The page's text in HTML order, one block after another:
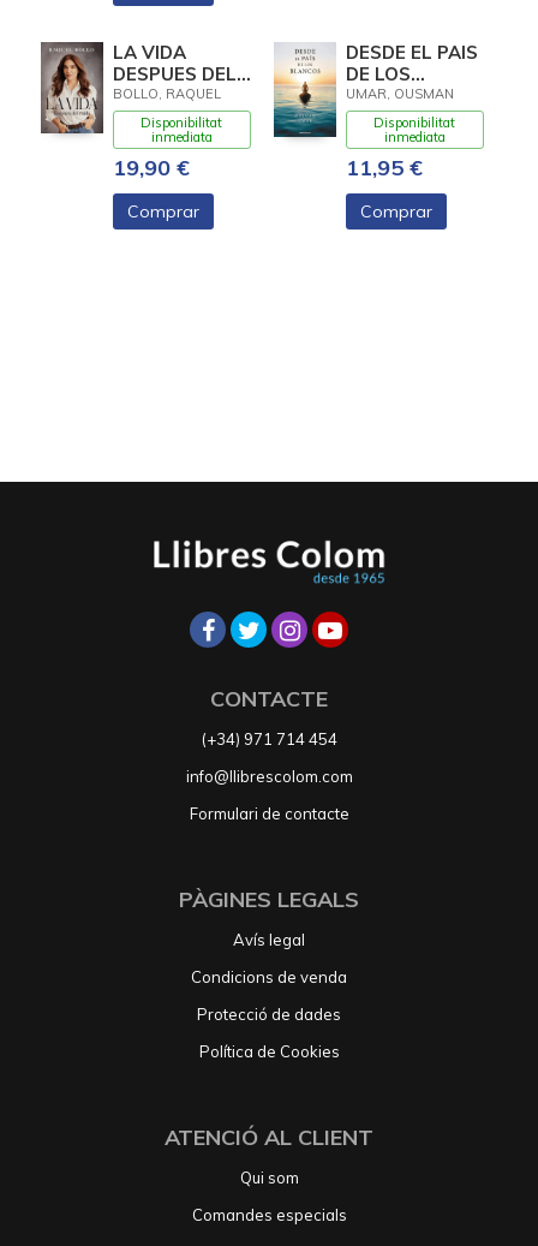
LA VIDA
DESPUES DEL
RUIDO
BOLLO, RAQUEL
Disponibilitat
inmediata
19,90 €
Comprar
DESDE EL PAIS
DE LOS
BLANCOS (TB)
UMAR, OUSMAN
Disponibilitat
inmediata
11,95 €
Comprar
CONTACTE
(+34) 971 714 454
info@llibrescolom.com
Formulari de contacte
PÀGINES LEGALS
Avís legal
Condicions de venda
Protecció de dades
Política de Cookies
ATENCIÓ AL CLIENT
Qui som
Comandes especials